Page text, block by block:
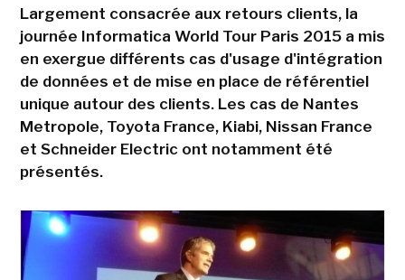
Largement consacrée aux retours clients, la
journée Informatica World Tour Paris 2015 a mis
en exergue différents cas d'usage d'intégration
de données et de mise en place de référentiel
unique autour des clients. Les cas de Nantes
Metropole, Toyota France, Kiabi, Nissan France
et Schneider Electric ont notamment été
présentés.